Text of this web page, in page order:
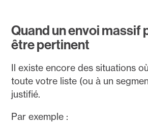
Quand un envoi massif
être pertinent
Il existe encore des situations
toute votre liste (ou à un
justifié.
Par exemple :